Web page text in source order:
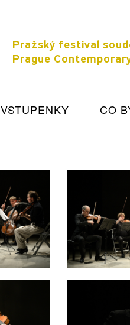
Pražský festival
Prague
VSTUPENKY CO